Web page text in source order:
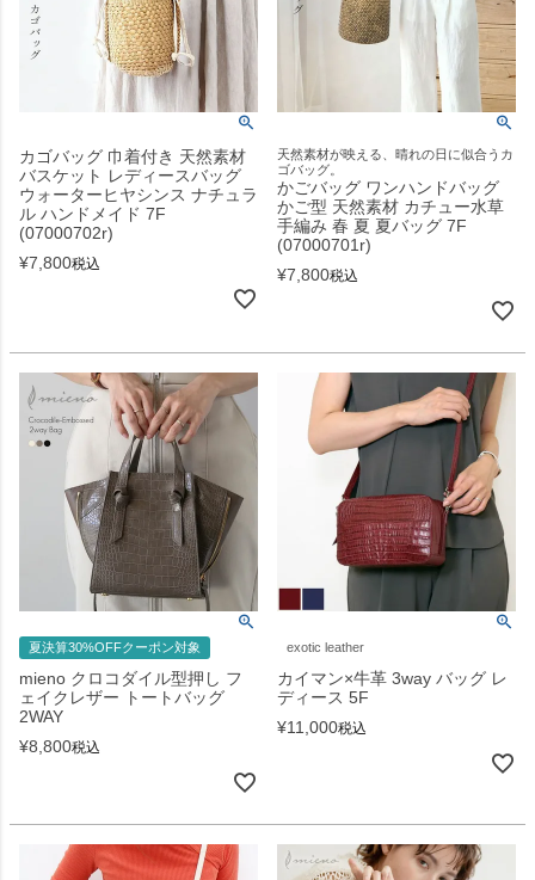
カゴバッグ 巾着付き 天然素材
バスケット レディースバッグ
ウォーターヒヤシンス ナチュラ
ル ハンドメイド 7F
(07000702r)
¥7,800税込
天然素材が映える、晴れの日に似合うカ
ゴバッグ。
かごバッグ ワンハンドバッグ
かご型 天然素材 カチュー水草
手編み 春 夏 夏バッグ 7F
(07000701r)
¥7,800税込
夏決算30%OFFクーポン対象
mieno クロコダイル型押し フ
ェイクレザー トートバッグ
2WAY
¥8,800税込
exotic leather
カイマン×牛革 3way バッグ レ
ディース 5F
¥11,000税込